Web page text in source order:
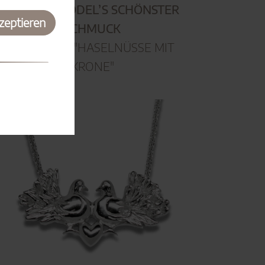
ASCHENBRÖDEL’S SCHÖNSTER
SCHMUCK
OHRRINGE "HASELNÜSSE MIT
KRONE"